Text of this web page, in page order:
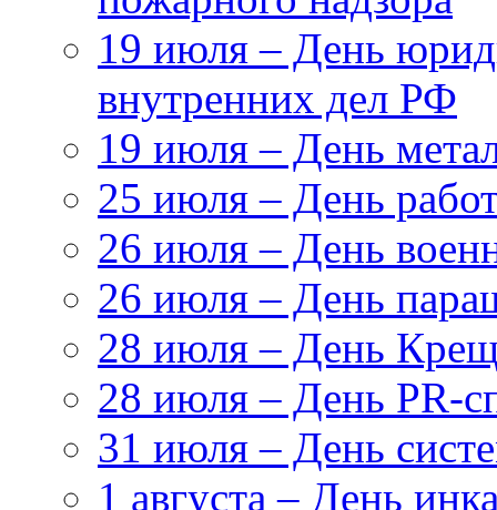
19 июля – День
внутренних дел РФ
19 июля – День
25 июля – День
26 июля – День
26 июля – День
28 июля – День
28 июля – День PR-
31 июля – День
1 августа – День